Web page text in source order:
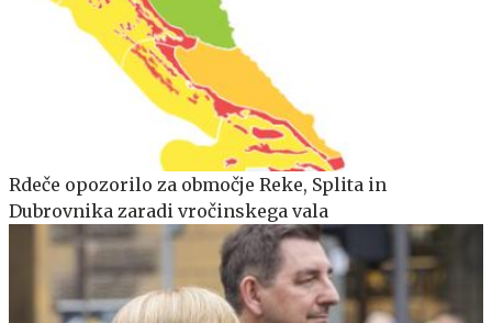
Rdeče opozorilo za območje Reke, Splita in
Dubrovnika zaradi vročinskega vala